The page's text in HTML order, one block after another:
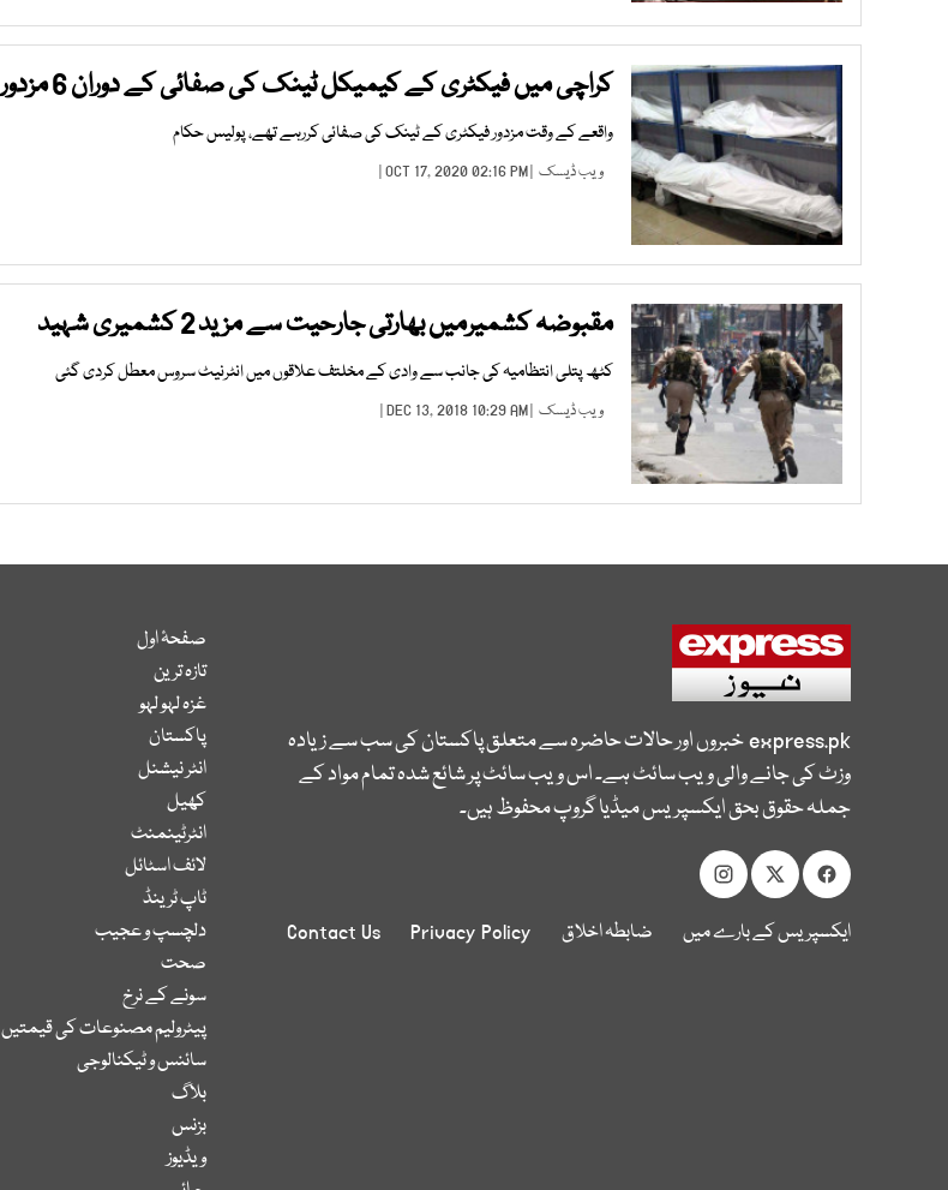
کراچی میں فیکٹری کے کیمیکل ٹینک کی صفائی کے دوران 6 مزدور جاں بحق
واقعے کے وقت مزدور فیکٹری کے ٹینک کی صفائی کررہے تھے، پولیس حکام
ویب ڈیسک | OCT 17, 2020 02:16 PM |
مقبوضہ کشمیرمیں بھارتی جارحیت سے مزید 2 کشمیری شہید
کٹھ پتلی انتظامیہ کی جانب سے وادی کے مخلتف علاقوں میں انٹرنیٹ سروس معطل کردی گئی
ویب ڈیسک | DEC 13, 2018 10:29 AM |
express.pkخبروں اور حالات حاضرہ سے متعلق پاکستان کی سب سے زیادہ
وزٹ کی جانے والی ویب سائٹ ہے۔ اس ویب سائٹ پر شائع شدہ تمام مواد کے
جملہ حقوق بحق ایکسپریس میڈیا گروپ محفوظ ہیں۔
ایکسپریس کے بارے میں ضابطہ اخلاق Privacy Policy
Contact Us
صفحۂ اول
تازہ ترین
غزہ لہو لہو
پاکستان
انٹر نیشنل
کھیل
انٹرٹینمنٹ
لائف اسٹائل
ٹاپ ٹرینڈ
دلچسپ و عجیب
صحت
سونے کے نرخ
پیٹرولیم مصنوعات کی قیمتیں
سائنس و ٹیکنالوجی
بلاگ
بزنس
ویڈیوز